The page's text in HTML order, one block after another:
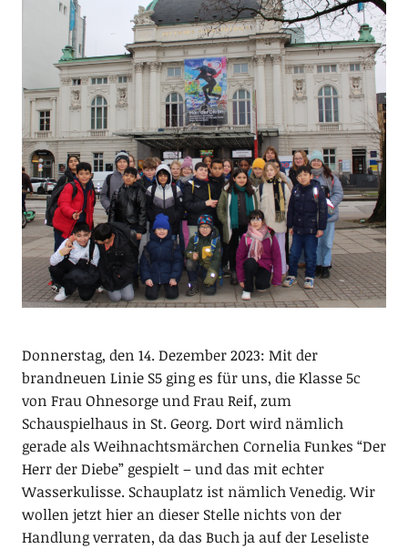
Donnerstag, den 14. Dezember 2023: Mit der
brandneuen Linie S5 ging es für uns, die Klasse 5c
von Frau Ohnesorge und Frau Reif, zum
Schauspielhaus in St. Georg. Dort wird nämlich
gerade als Weihnachtsmärchen Cornelia Funkes “Der
Herr der Diebe” gespielt – und das mit echter
Wasserkulisse. Schauplatz ist nämlich Venedig. Wir
wollen jetzt hier an dieser Stelle nichts von der
Handlung verraten, da das Buch ja auf der Leseliste